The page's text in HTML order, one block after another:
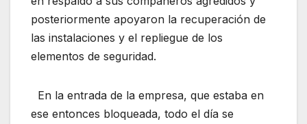
posteriormente apoyaron la recuperación de
las instalaciones y el repliegue de los
elementos de seguridad.
En la entrada de la empresa, que estaba en
ese entonces bloqueada, todo el día se